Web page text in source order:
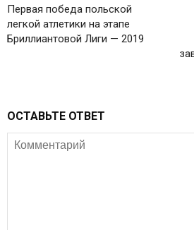
Первая победа польской
легкой атлетики на этапе
Бриллиантовой Лиги — 2019
ОСТАВЬТЕ ОТВЕТ